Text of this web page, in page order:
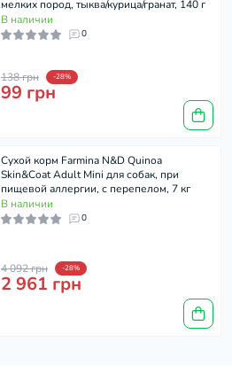
мелких пород, тыква/курица/гранат, 140 г
В наличии
0
138 грн -28%
99 грн
Сухой корм Farmina N&D Quinoa
Skin&Coat Adult Mini для собак, при
пищевой аллергии, с перепелом, 7 кг
В наличии
0
4 092 грн -28%
2 961 грн